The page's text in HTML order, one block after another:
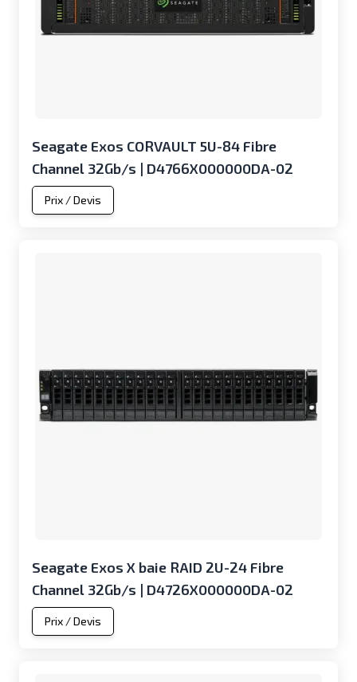
Seagate Exos CORVAULT 5U-84 Fibre
Channel 32Gb/s | D4766X000000DA-02
Prix / Devis
Seagate Exos X baie RAID 2U-24 Fibre
Channel 32Gb/s | D4726X000000DA-02
Prix / Devis